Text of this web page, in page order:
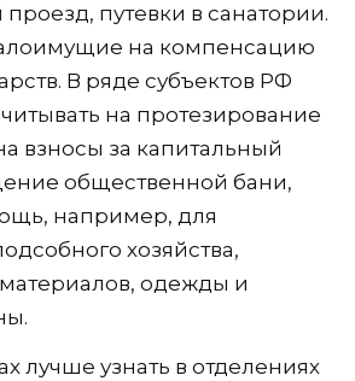
путевки в санатории.
на компенсацию
В ряде субъектов РФ
на протезирование
взносы за капитальный
общественной бани,
например, для
хозяйства,
одежды и
лучше узнать в отделениях